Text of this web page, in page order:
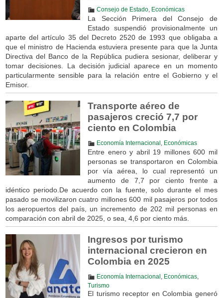
Consejo de Estado, Económicas
La Sección Primera del Consejo de
Estado suspendió provisionalmente un
aparte del artículo 35 del Decreto 2520 de 1993 que obligaba a
que el ministro de Hacienda estuviera presente para que la Junta
Directiva del Banco de la República pudiera sesionar, deliberar y
tomar decisiones. La decisión judicial aparece en un momento
particularmente sensible para la relación entre el Gobierno y el
Emisor.
Transporte aéreo de
pasajeros creció 7,7 por
ciento en Colombia
Economía Internacional Económicas
Entre enero y abril 19 millones 600 mil
personas se transportaron en Colombia
por vía aérea, lo cual representó un
aumento de 7,7 por ciento frente a
idéntico periodo.De acuerdo con la fuente, solo durante el mes
pasado se movilizaron cuatro millones 600 mil pasajeros por todos
los aeropuertos del país, un incremento de 202 mil personas en
comparación con abril de 2025, o sea, 4,6 por ciento más.
Ingresos por turismo
internacional crecieron en
Colombia en 2025
Economía Internacional Económicas,
Turismo
El turismo receptor en Colombia generó